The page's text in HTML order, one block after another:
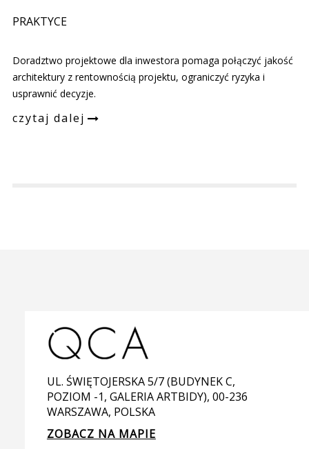
PRAKTYCE
Doradztwo projektowe dla inwestora pomaga połączyć jakość
architektury z rentownością projektu, ograniczyć ryzyka i
usprawnić decyzje.
czytaj dalej
UL. ŚWIĘTOJERSKA 5/7 (BUDYNEK C,
POZIOM -1, GALERIA ARTBIDY), 00-236
WARSZAWA, POLSKA
ZOBACZ NA MAPIE